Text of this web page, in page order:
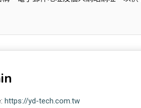
https://yd-tech.com.tw